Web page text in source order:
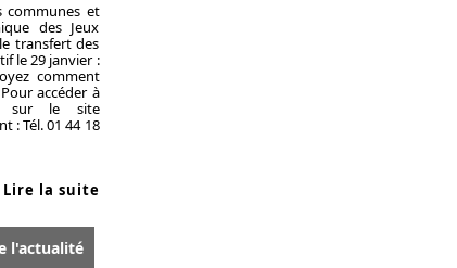
communes et
des Jeux
transfert des
le 29 janvier :
comment
accéder à
sur le site
: Tél. 01 44 18
Lire la suite
l'actualité